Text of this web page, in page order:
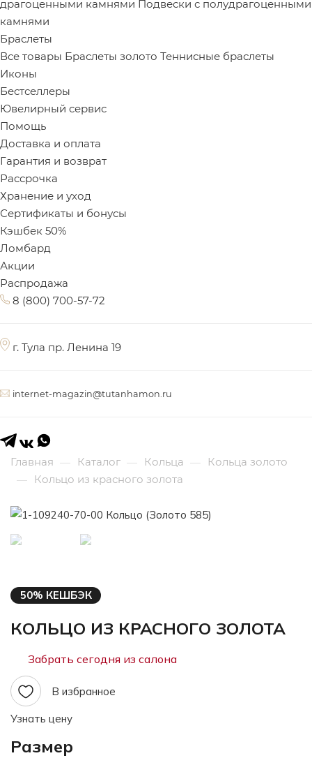
драгоценными камнями Подвески с полудрагоценными
камнями
Браслеты
Все товары Браслеты золото Теннисные браслеты
Иконы
Бестселлеры
Ювелирный сервис
Помощь
Доставка и оплата
Гарантия и возврат
Рассрочка
Хранение и уход
Сертификаты и бонусы
Кэшбек 50%
Ломбард
Акции
Распродажа
8 (800) 700-57-72
г. Тула пр. Ленина 19
internet-magazin@tutanhamon.ru
Главная — Каталог — Кольца —
Кольца золото
—
Кольцо из красного золота
50% КЕШБЭК
КОЛЬЦО ИЗ КРАСНОГО ЗОЛОТА
Забрать сегодня из салона
В избранное
Узнать цену
Размер